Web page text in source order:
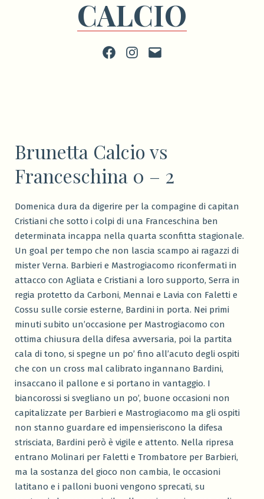
CALCIO
FacebookInstagram
scrivi
Brunetta Calcio vs
Franceschina 0 – 2
Domenica dura da digerire per la compagine di capitan
Cristiani che sotto i colpi di una Franceschina ben
determinata incappa nella quarta sconfitta stagionale.
Un goal per tempo che non lascia scampo ai ragazzi di
mister Verna. Barbieri e Mastrogiacomo riconfermati in
attacco con Agliata e Cristiani a loro supporto, Serra in
regia protetto da Carboni, Mennai e Lavia con Faletti e
Cossu sulle corsie esterne, Bardini in porta. Nei primi
minuti subito un’occasione per Mastrogiacomo con
ottima chiusura della difesa avversaria, poi la partita
cala di tono, si spegne un po’ fino all’acuto degli ospiti
che con un cross mal calibrato ingannano Bardini,
insaccano il pallone e si portano in vantaggio. I
biancorossi si svegliano un po’, buone occasioni non
capitalizzate per Barbieri e Mastrogiacomo ma gli ospiti
non stanno guardare ed impensieriscono la difesa
strisciata, Bardini però è vigile e attento. Nella ripresa
entrano Molinari per Faletti e Trombatore per Barbieri,
ma la sostanza del gioco non cambia, le occasioni
latitano e i palloni buoni vengono sprecati, su